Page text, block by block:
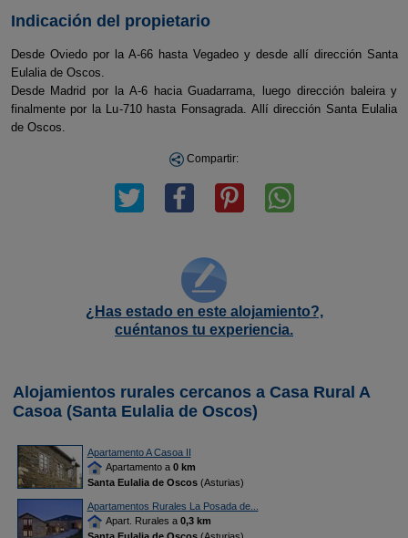
Indicación del propietario
Desde Oviedo por la A-66 hasta Vegadeo y desde allí dirección Santa
Eulalia de Oscos.
Desde Madrid por la A-6 hacia Guadarrama, luego dirección baleira y
finalmente por la Lu-710 hasta Fonsagrada. Allí dirección Santa Eulalia
de Oscos.
Compartir:
¿Has estado en este alojamiento?,
cuéntanos tu experiencia.
Alojamientos rurales cercanos a Casa Rural A
Casoa (Santa Eulalia de Oscos)
Apartamento A Casoa II
Apartamento a 0 km
Santa Eulalia de Oscos(Asturias)
Apartamentos Rurales La Posada de...
Apart. Rurales a 0,3 km